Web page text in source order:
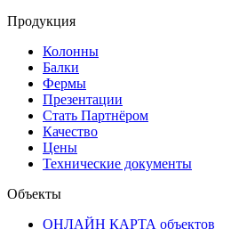
Продукция
Колонны
Балки
Фермы
Презентации
Стать Партнёром
Качество
Цены
Технические документы
Объекты
ОНЛАЙН КАРТА объектов